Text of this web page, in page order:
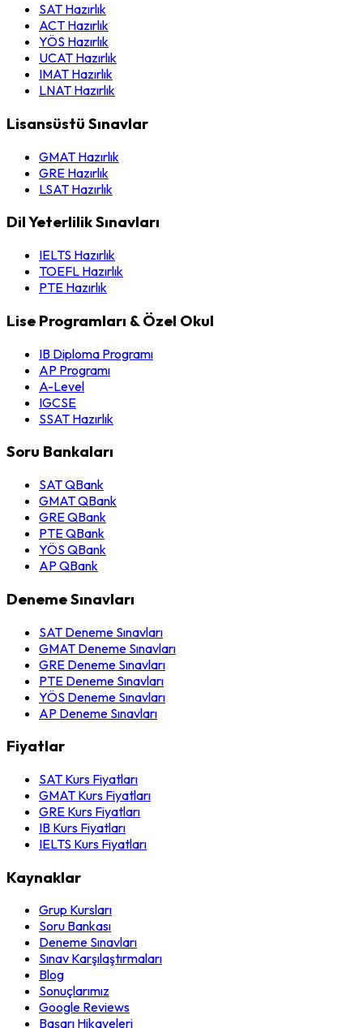
SAT Hazırlık
ACT Hazırlık
YÖS Hazırlık
UCAT Hazırlık
IMAT Hazırlık
LNAT Hazırlık
Lisansüstü Sınavlar
GMAT Hazırlık
GRE Hazırlık
LSAT Hazırlık
Dil Yeterlilik Sınavları
IELTS Hazırlık
TOEFL Hazırlık
PTE Hazırlık
Lise Programları & Özel Okul
IB Diploma Programı
AP Programı
A-Level
IGCSE
SSAT Hazırlık
Soru Bankaları
SAT QBank
GMAT QBank
GRE QBank
PTE QBank
YÖS QBank
AP QBank
Deneme Sınavları
SAT Deneme Sınavları
GMAT Deneme Sınavları
GRE Deneme Sınavları
PTE Deneme Sınavları
YÖS Deneme Sınavları
AP Deneme Sınavları
Fiyatlar
SAT Kurs Fiyatları
GMAT Kurs Fiyatları
GRE Kurs Fiyatları
IB Kurs Fiyatları
IELTS Kurs Fiyatları
Kaynaklar
Grup Kursları
Soru Bankası
Deneme Sınavları
Sınav Karşılaştırmaları
Blog
Sonuçlarımız
Google Reviews
Başarı Hikayeleri